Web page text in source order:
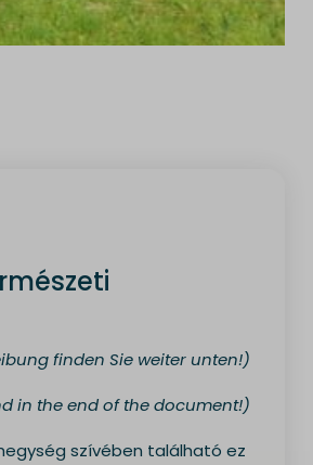
finden Sie weiter unten!)
in the end of the document!)
szívében található ez